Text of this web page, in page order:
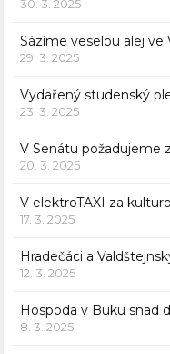
30. 3. 2025
Sázíme veselou alej ve
29. 3. 2025
Vydařený studenský
23. 3. 2025
V Senátu požadujeme
20. 3. 2025
V elektroTAXI za
17. 3. 2025
Hradečáci a
12. 3. 2025
Hospoda v Buku snad
8. 3. 2025